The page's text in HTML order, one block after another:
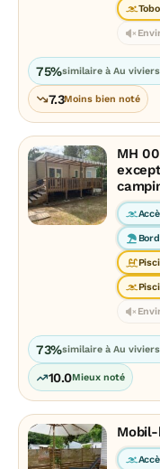
75%similaire à Au
7.3Moins bien noté
MH
73%similaire à Au
10.0Mieux noté